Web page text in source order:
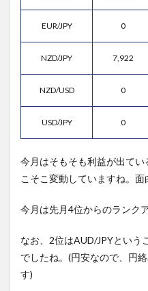
EUR/JPY 0
NZD/JPY 7,922
NZD/USD 0
USD/JPY 0
今月はそもそも利益が出て
こそこ変動していますね。面
今月は先月4位からのランク
なお、2位はAUD/JPYという
でしたね。(円安なので、円
す)